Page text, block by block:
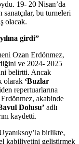
19- 20 Nisan’da
sanatçılar, bu turneleri
olacak.
girdi”
Ozan Erdönmez,
ve 2024- 2025
belirtti. Ancak
olarak ‘Buzlar
repertuarlarına
Erdönmez, akabinde
Dolusu’ adlı
kaydetti.
birlikte,
kabiliyetini geliştirmek